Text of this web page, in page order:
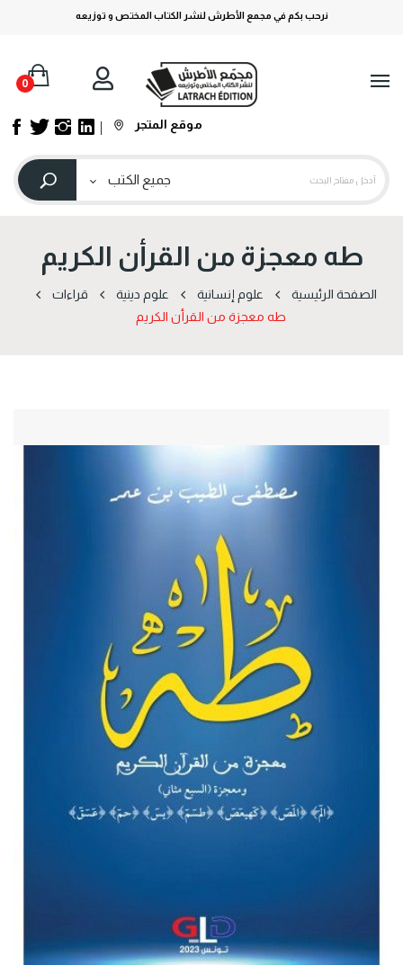
نرحب بكم في مجمع الأطرش لنشر الكتاب المختص و توزيعه
0
موقع المتجر
طه معجزة من القرأن الكريم
الصفحة الرئيسية علوم إنسانية علوم دينية
قراءات
طه معجزة من القرأن الكريم